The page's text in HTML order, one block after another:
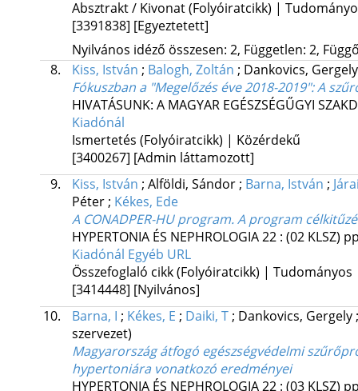
Absztrakt / Kivonat (Folyóiratcikk) |
[3391838] [Egyeztetett]
Nyilvános idéző összesen: 2, Független: 2,
8.
Kiss, István ; Balogh, Zoltán ; Dankovics, Gergely
Fókuszban a "Megelőzés éve 2018-2019": A
HIVATÁSUNK: A MAGYAR EGÉSZSÉGŰGYI
Kiadónál
Ismertetés (Folyóiratcikk) | Közérdekű
[3400267] [Admin láttamozott]
9.
Kiss, István ; Alföldi, Sándor; Barna, István ;
Péter; Kékes, Ede
A CONADPER-HU program. A program
HYPERTONIA ÉS NEPHROLOGIA22: (02 KLSZ)
Kiadónál Egyéb URL
Összefoglaló cikk (Folyóiratcikk) | Tudományos
[3414448] [Nyilvános]
10.
Barna, I ; Kékes, E ; Daiki, T; Dankovics, Gergely
szervezet)
Magyarország átfogó egészségvédelmi
hypertoniára vonatkozó eredményei
HYPERTONIA ÉS NEPHROLOGIA22: (03 KLSZ)